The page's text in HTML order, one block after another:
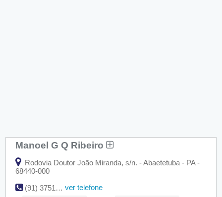
Manoel G Q Ribeiro
Rodovia Doutor João Miranda, s/n. - Abaetetuba - PA -
68440-000
(91) 3751-3570
ver telefone